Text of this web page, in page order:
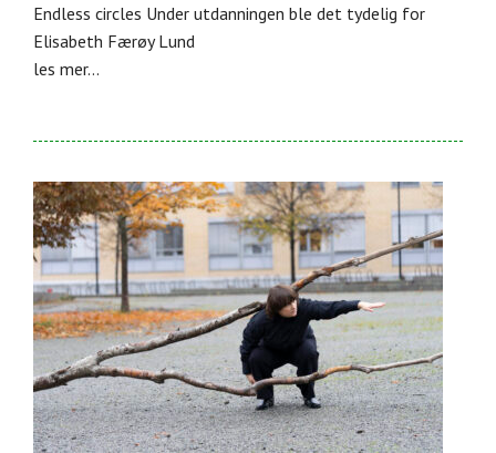
Endless circles Under utdanningen ble det tydelig for
Elisabeth Færøy Lund
les mer...